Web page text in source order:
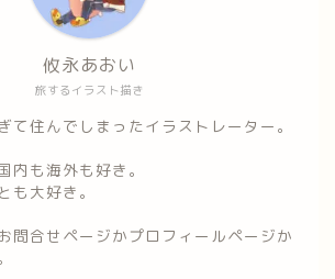
旅するイラスト描き
攸永あおい
て住んでしまったイラストレーター。
内も海外も好き。
も大好き。
問合せページかプロフィールページか